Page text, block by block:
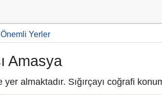
Önemli Yerler
Amasya
almaktadır. Sığırçayı coğrafi